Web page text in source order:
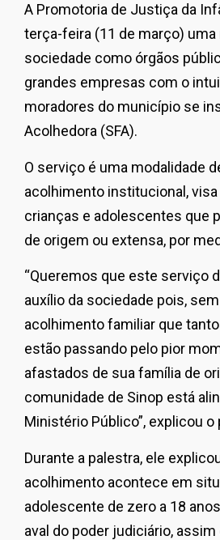
A Promotoria de Justiça da
terça-feira (11 de março)
sociedade como órgãos
grandes empresas com o
moradores do município se
Acolhedora (SFA).
O serviço é uma modalidade
acolhimento institucional,
crianças e adolescentes que
de origem ou extensa, por
“Queremos que este serviço
auxílio da sociedade pois,
acolhimento familiar que
estão passando pelo pior
afastados de sua família de
comunidade de Sinop está
Ministério Público”, explicou
Durante a palestra, ele
acolhimento acontece em
adolescente de zero a 18
aval do poder judiciário,